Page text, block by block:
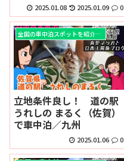
2025.01.08 2025.01.09 0
全国の車中泊スポットを紹介！！
立地条件良し！ 道の駅
うれしの まるく（佐賀）
で車中泊／九州
2025.01.06 0